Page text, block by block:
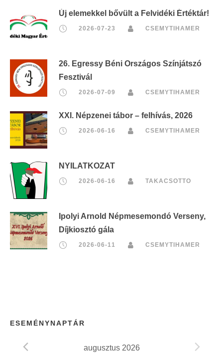
Új elemekkel bővült a Felvidéki Értéktár!
2026-07-23 CSEMYTIHAMER
26. Egressy Béni Országos Színjátszó
Fesztivál
2026-07-09 CSEMYTIHAMER
XXI. Népzenei tábor – felhívás, 2026
2026-06-16 CSEMYTIHAMER
NYILATKOZAT
2026-06-16 TAKACSOTTO
Ipolyi Arnold Népmesemondó Verseny,
Díjkiosztó gála
2026-06-11 CSEMYTIHAMER
ESEMÉNYNAPTÁR
augusztus 2026